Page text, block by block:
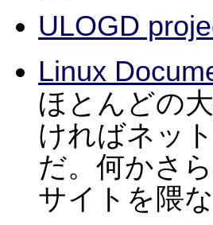
ULOGD
Linux
ほとんどの
ければネッ
だ。何かさ
サイトを隈